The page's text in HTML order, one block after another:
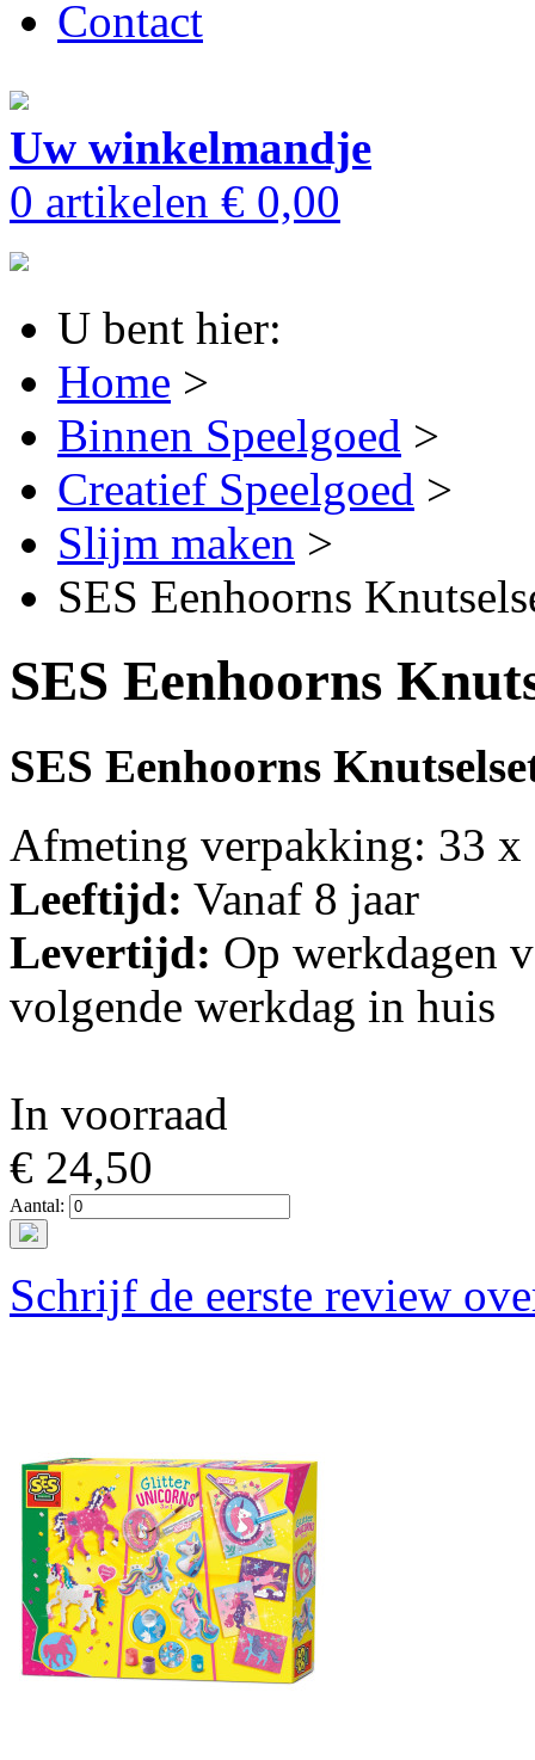
Contact
Uw winkelmandje
0 artikelen € 0,00
U bent hier:
Home >
Binnen Speelgoed >
Creatief Speelgoed >
Slijm maken >
SES Eenhoorns
SES Eenhoorns
SES Eenhoorns
Afmeting verpakking: 33 x
Leeftijd: Vanaf 8 jaar
Levertijd: Op werkdagen
volgende werkdag in huis
In voorraad
€ 24,50
Aantal:
Schrijf de eerste review